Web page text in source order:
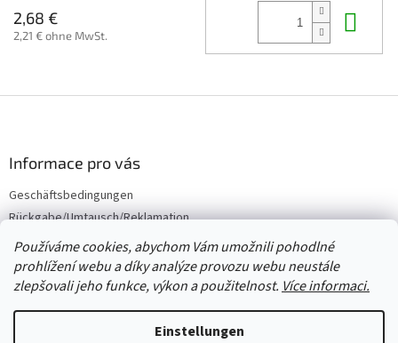
Používáme cookies, abychom Vám umožnili pohodlné
prohlížení webu a díky analýze provozu webu neustále
zlepšovali jeho funkce, výkon a použitelnost. Více informaci.
Einstellungen
2,68 €
2,21 € ohne MwSt.
l
Informace pro vás
Geschäftsbedingungen
Rückgabe/Umtausch/Reklamation
Großhandel